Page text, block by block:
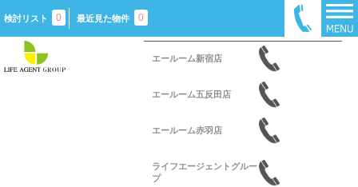
検討リスト 0 最近見た物件 0
エールーム新宿店
エールーム五反田店
エールーム赤羽店
ライフエージェントグルー
プ